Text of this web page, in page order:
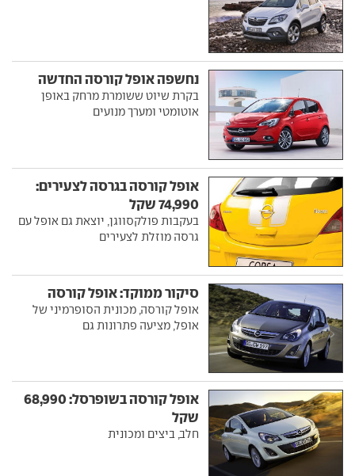
נחשפה אופל קורסה החדשה
בקרת שיוט ששומרת מרחק באופן
אוטומטי ומערך מנועים
אופל קורסה בגרסה לצעירים:
74,990 שקל
בעקבות פולקסווגן, יוצאת גם אופל עם
גרסה מוזלת לצעירים
סיקור ממוקד: אופל קורסה
אופל קורסה, מכונית הסופרמיני של
אופל, מציעה פתרונות גם
אופל קורסה בשופרסל: 68,990
שקל
חלב, ביצים ומכונית